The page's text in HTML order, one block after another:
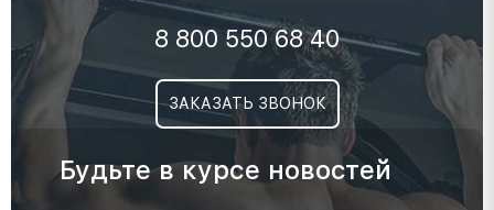
8 800 550 68 40
ЗАКАЗАТЬ ЗВОНОК
Будьте в курсе новостей